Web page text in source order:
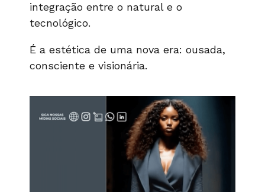
integração entre o natural e o
tecnológico.
É a estética de uma nova era: ousada,
consciente e visionária.